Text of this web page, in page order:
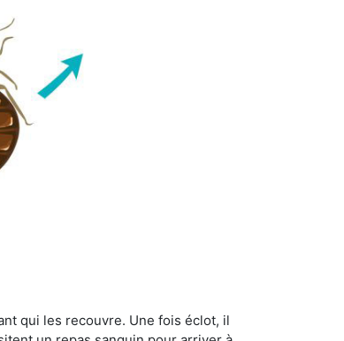
qui les recouvre. Une fois éclot, il